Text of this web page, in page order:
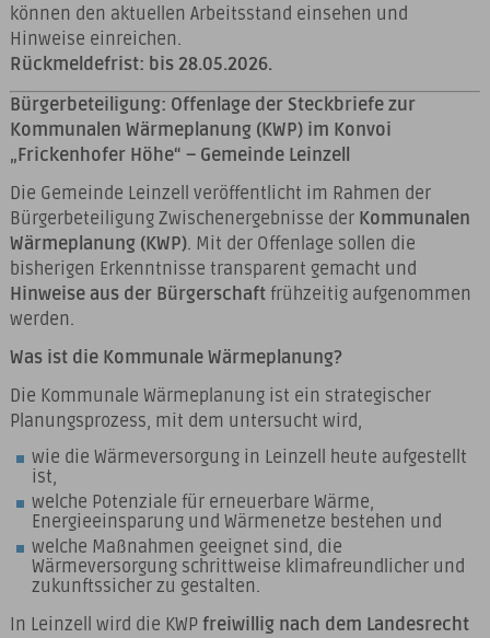
können den aktuellen Arbeitsstand einsehen und
Hinweise einreichen.
Rückmeldefrist: bis 28.05.2026.
Bürgerbeteiligung: Offenlage der Steckbriefe zur
Kommunalen Wärmeplanung (KWP) im Konvoi
„Frickenhofer Höhe“ – Gemeinde Leinzell
Die Gemeinde Leinzell veröffentlicht im Rahmen der
Bürgerbeteiligung Zwischenergebnisse der Kommunalen
Wärmeplanung (KWP). Mit der Offenlage sollen die
bisherigen Erkenntnisse transparent gemacht und
Hinweise aus der Bürgerschaftfrühzeitig aufgenommen
werden.
Was ist die Kommunale Wärmeplanung?
Die Kommunale Wärmeplanung ist ein strategischer
Planungsprozess, mit dem untersucht wird,
wie die Wärmeversorgung in Leinzell heute aufgestellt
ist,
welche Potenziale für erneuerbare Wärme,
Energieeinsparung und Wärmenetze bestehen und
welche Maßnahmen geeignet sind, die
Wärmeversorgung schrittweise klimafreundlicher und
zukunftssicher zu gestalten.
In Leinzell wird die KWP freiwillig nach dem Landesrecht